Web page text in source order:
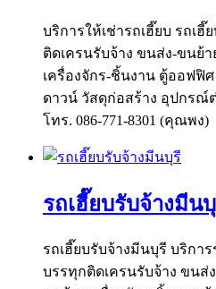
บริการให้เช่ารถเฮี๊ยบ รถเ
ติดเครนรับจ้าง ขนส่ง-ขนย้
เครื่องจักร-ชิ้นงาน ตู้ออฟฟิ
ดาวน์ วัสดุก่อสร้าง อุปกรณ์
โทร. 086-771-8301 (คุณพง)
รถเฮี๊ยบรับจ้างมีน
รถเฮี๊ยบรับจ้างมีนบุรี บริการ
บรรทุกติดเครนรับจ้าง ขนส่